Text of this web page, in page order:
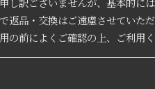
返品・交換はご遠慮させていた
の前によくご確認の上、ご利用